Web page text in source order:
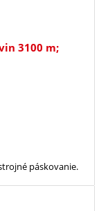
3100 m;
páskovanie.